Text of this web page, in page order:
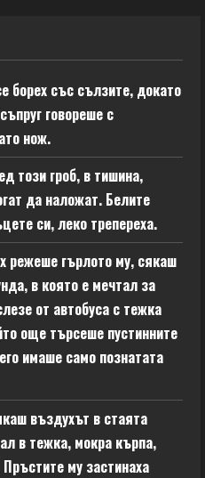
борех със сълзите, докато
говореше с
нож.
този гроб, в тишина,
да наложат. Белите
си, леко трепереха.
режеше гърлото му, сякаш
в която е мечтал за
от автобуса с тежка
още търсеше пустинните
имаше само познатата
въздухът в стаята
в тежка, мокра кърпа,
му застинаха